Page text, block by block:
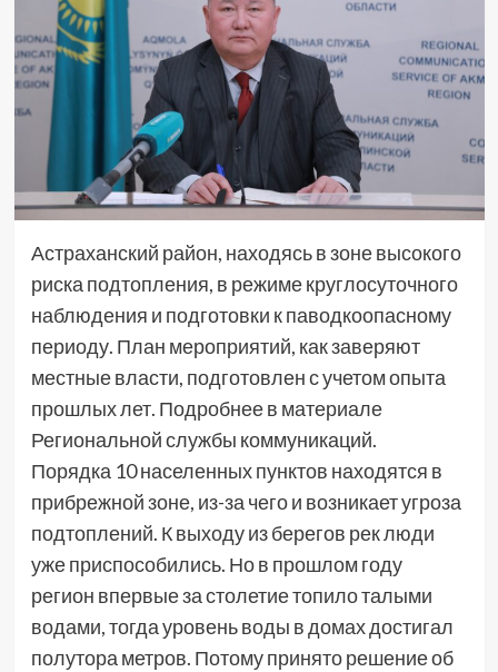
Астраханский район, находясь в зоне высокого
риска подтопления, в режиме круглосуточного
наблюдения и подготовки к паводкоопасному
периоду. План мероприятий, как заверяют
местные власти, подготовлен с учетом опыта
прошлых лет. Подробнее в материале
Региональной службы коммуникаций.
Порядка 10 населенных пунктов находятся в
прибрежной зоне, из-за чего и возникает угроза
подтоплений. К выходу из берегов рек люди
уже приспособились. Но в прошлом году
регион впервые за столетие топило талыми
водами, тогда уровень воды в домах достигал
полутора метров. Потому принято решение об